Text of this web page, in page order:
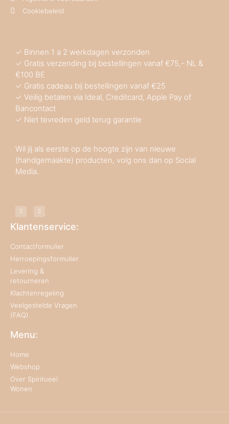
Cookiebeleid
✓ Binnen 1 a 2 werkdagen verzonden
✓ Gratis verzending bij bestellingen vanaf €75,- NL &
€100 BE
✓ Gratis cadeau bij bestellingen vanaf €25
✓ Veilig betalen via Ideal, Creditcard, Apple Pay of
Bancontact
✓ Niet tevreden geld terug garantie
Wil jij als eerste op de hoogte zijn van nieuwe
(handgemaakte) producten, volg ons dan op Social
Media.
Klantenservice:
Contactformulier
Herroepingsformulier
Levering &
retourneren
Klachtenregeling
Veelgestelde Vragen
(FAQ)
Menu:
Home
Webshop
Over Spiritueel
Wonen